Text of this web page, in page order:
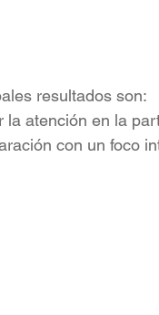
resultados son:
la atención en la
con un foco